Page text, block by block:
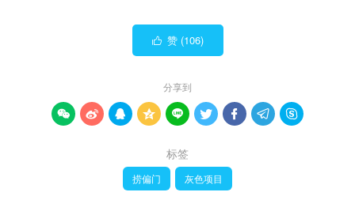
 赞 (106)
分享到
        
标签
捞偏门 灰色项目